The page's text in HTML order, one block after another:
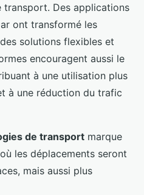
transport. Des applications
ont transformé les
solutions flexibles et
encouragent aussi le
à une utilisation plus
à une réduction du trafic
de transport marque
les déplacements seront
mais aussi plus